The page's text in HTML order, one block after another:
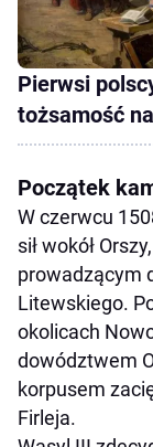
Pierwsi
tożsamość
Początek
W czerwcu
sił wokół
prowadzącym
Litewskiego.
okolicach
dowództwem
korpusem
Firleja.